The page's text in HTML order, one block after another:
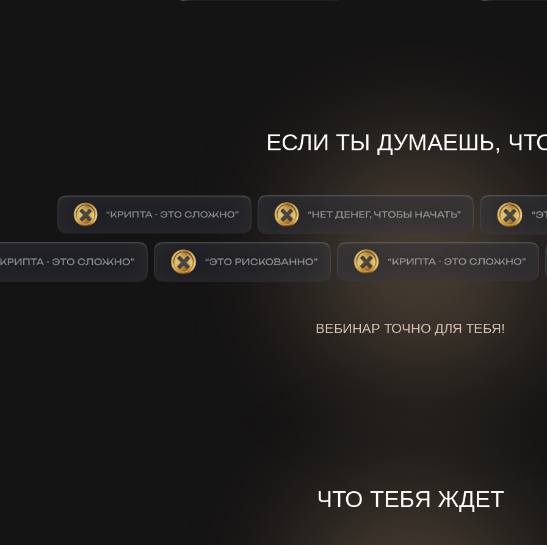
ЕСЛИ ТЫ ДУМАЕШЬ,
ВЕБИНАР ТОЧНО ДЛЯ ТЕБЯ!
ЧТО ТЕБЯ ЖДЕТ